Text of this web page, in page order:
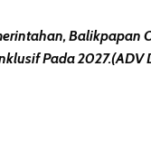
Pada